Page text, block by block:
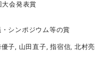
会発表賞
シンポジウム等の賞
優子, 山田直子, 指宿信, 北村亮